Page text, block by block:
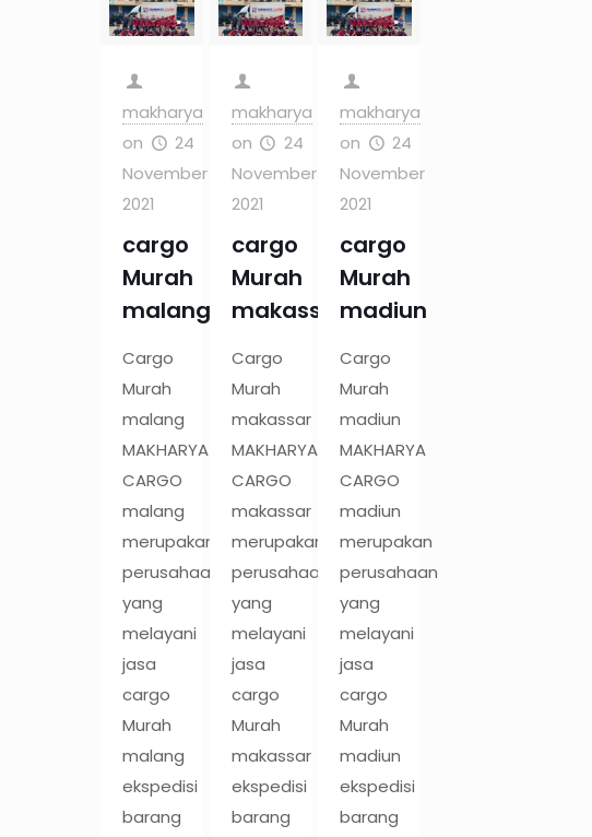
makharya
on
24
November
2021
cargo
Murah
malang
Cargo
Murah
malang
MAKHARYA
CARGO
malang
merupakan
perusahaan
yang
melayani
jasa
cargo
Murah
malang
ekspedisi
barang
makharya
on
24
November
2021
cargo
Murah
makassar
Cargo
Murah
makassar
MAKHARYA
CARGO
makassar
merupakan
perusahaan
yang
melayani
jasa
cargo
Murah
makassar
ekspedisi
barang
makharya
on
24
November
2021
cargo
Murah
madiun
Cargo
Murah
madiun
MAKHARYA
CARGO
madiun
merupakan
perusahaan
yang
melayani
jasa
cargo
Murah
madiun
ekspedisi
barang